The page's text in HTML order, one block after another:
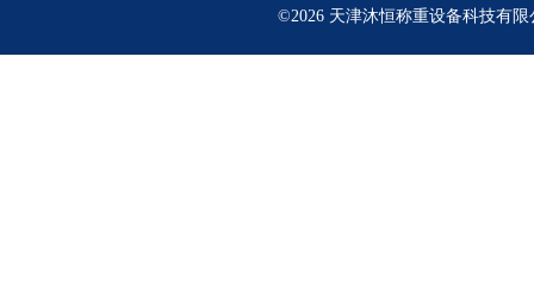
©2026 天津沐恒称重设备科技有